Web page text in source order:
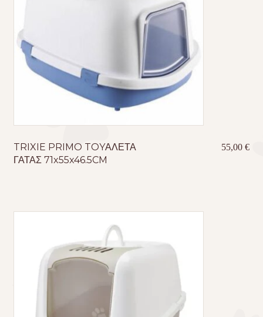
TRIXIE PRIMO TOYΑΛΕΤΑ
ΓΑΤΑΣ 71x55x46.5CM
55,00€